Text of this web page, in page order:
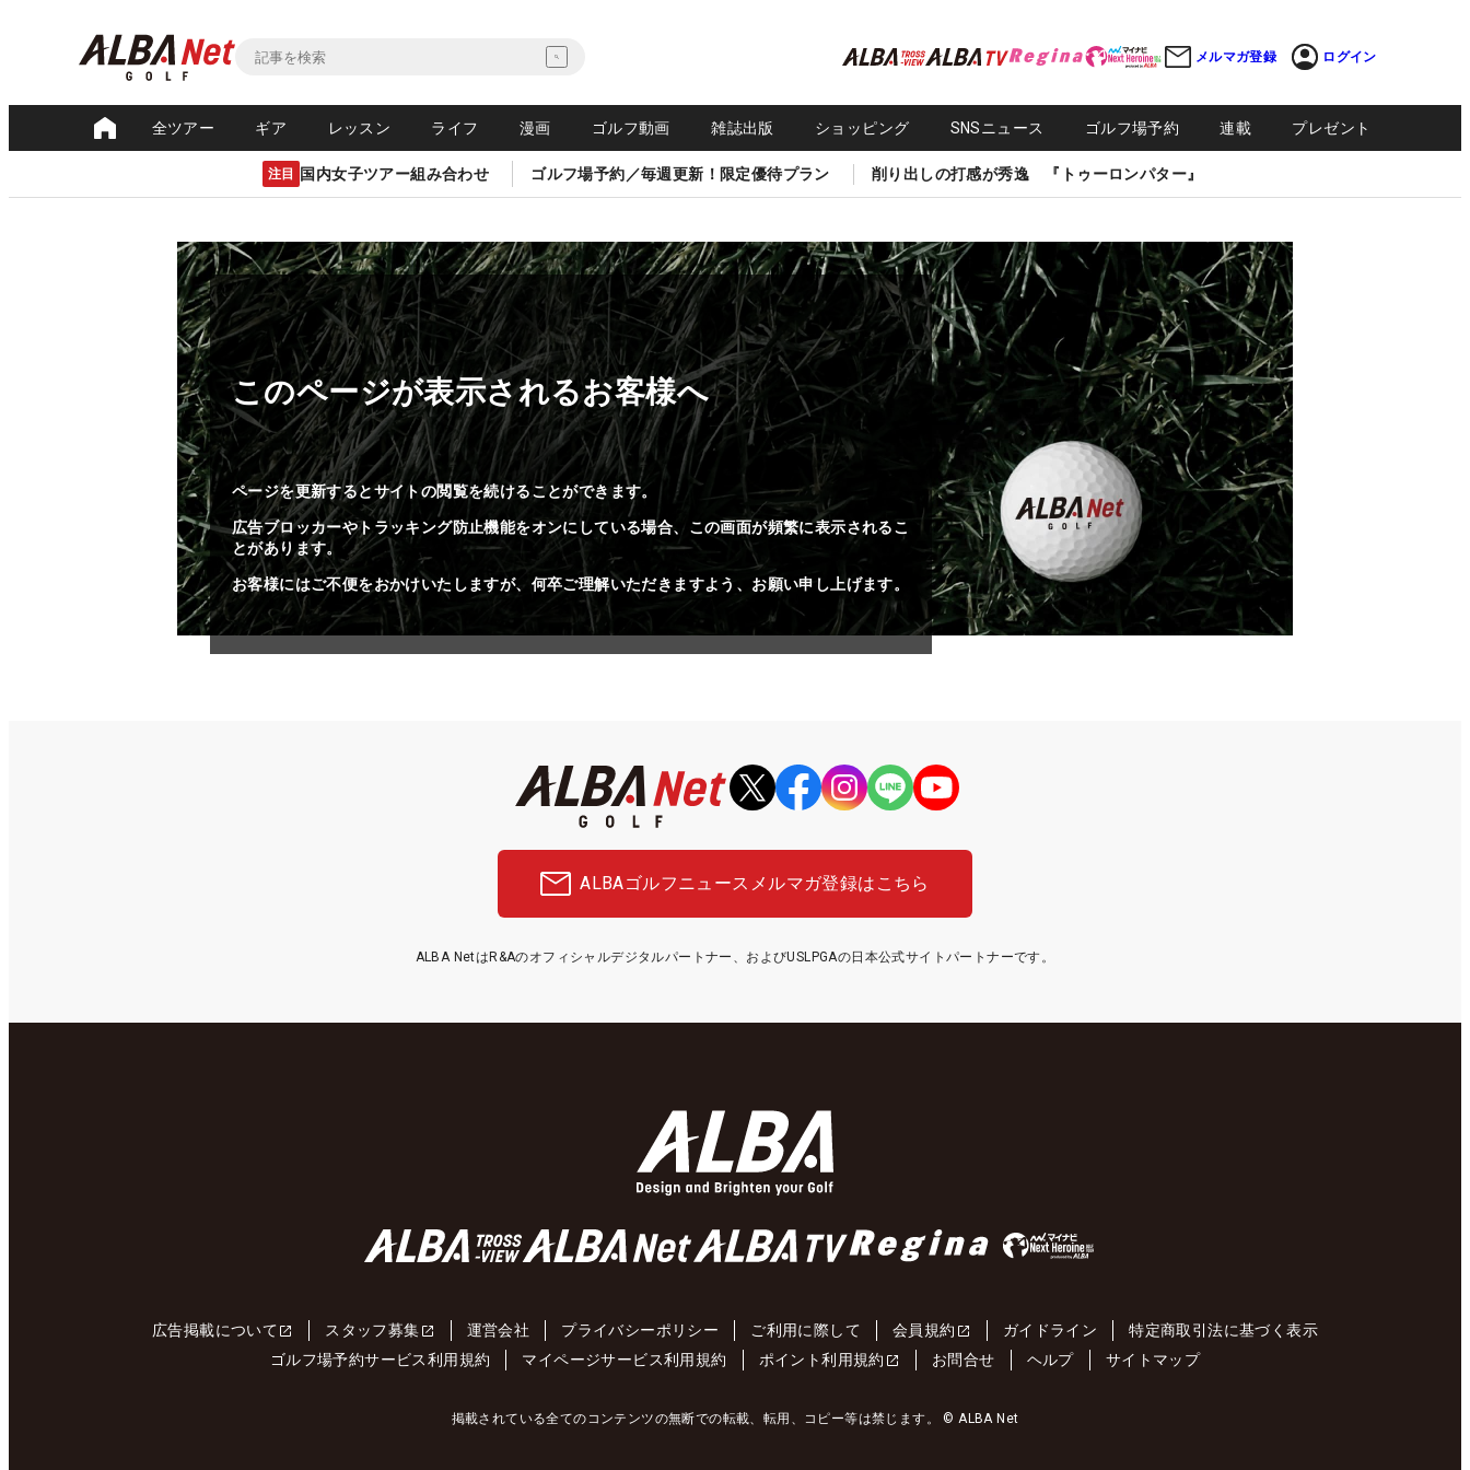
メルマガ登録 ログイン
全ツアー ギア レッスン ライフ 漫画 ゴルフ動画 雑誌出版 ショッピング SNSニュース ゴルフ場予約 連載 プレゼント
注目 国内女子ツアー組み合わせ ゴルフ場予約／毎週更新！限定優待プラン 削り出しの打感が秀逸 『トゥーロンパター』
このページが表示されるお客様へ
ページを更新するとサイトの閲覧を続けることができます。
広告ブロッカーやトラッキング防止機能をオンにしている場合、この画面が頻繁に表示されるこ
とがあります。
お客様にはご不便をおかけいたしますが、何卒ご理解いただきますよう、お願い申し上げます。
ALBAゴルフニュース メルマガ登録はこちら
ALBA NetはR&Aのオフィシャルデジタルパートナー、およびUSLPGAの日本公式サイトパートナーです。
広告掲載について スタッフ募集 運営会社 プライバシーポリシー ご利用に際して 会員規約 ガイドライン
特定商取引法に基づく表示
ゴルフ場予約サービス利用規約
マイページサービス利用規約 ポイント利用規約 お問合せ ヘルプ サイトマップ
掲載されている全てのコンテンツの無断での転載、転用、コピー等は禁じます。 © ALBA Net